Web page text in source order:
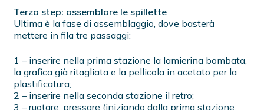
Terzo step: assemblare le spillette
Ultima è la fase di assemblaggio, dove basterà
mettere in fila tre passaggi:
1 – inserire nella prima stazione la lamierina bombata,
la grafica già ritagliata e la pellicola in acetato per la
plastificatura;
2 – inserire nella seconda stazione il retro;
3 – ruotare, pressare (iniziando dalla prima stazione,